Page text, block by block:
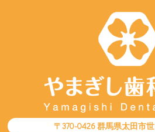
〒370-0426 群馬県太田市世